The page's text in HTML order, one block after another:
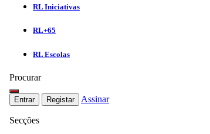
RL Iniciativas
RL+65
RL Escolas
Procurar
Entrar Registar Assinar
Secções